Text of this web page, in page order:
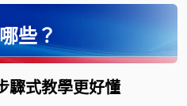
些？
驟式教學更好懂